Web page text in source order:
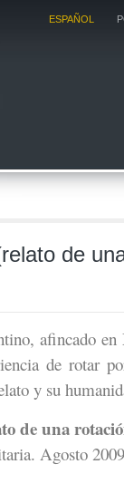
ESPAÑOL
de
afincado
de rotar
y su
de una
Agosto